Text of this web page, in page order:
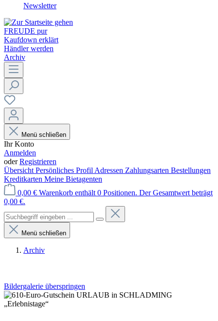
Newsletter
FREUDE pur
Kaufdown erklärt
Händler werden
Archiv
Menü schließen
Ihr Konto
Anmelden
oderRegistrieren
Übersicht Persönliches Profil Adressen Zahlungsarten Bestellungen
Kreditkarten Meine Bietagenten
0,00 € Warenkorb enthält 0 Positionen. Der Gesamtwert beträgt
0,00 €.
Menü schließen
Archiv
Bildergalerie überspringen